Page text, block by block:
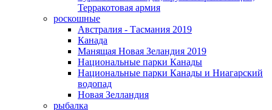
Терракотовая армия
роскошные
Австралия - Тасмания 2019
Канада
Манящая Новая Зеландия 2019
Национальные парки Канады
Национальные парки Канады и Ниагарский
водопад
Новая Зелландия
рыбалка